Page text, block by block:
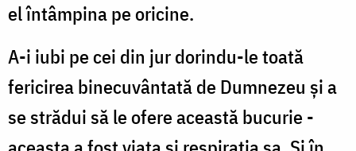
el întâmpina pe oricine.
A-i iubi pe cei din jur dorindu-le toată
fericirea binecuvântată de Dumnezeu și a
se strădui să le ofere această bucurie -